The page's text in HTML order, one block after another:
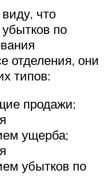
что
по
отделения, они
типов:
продажи;
ущерба;
убытков по